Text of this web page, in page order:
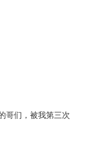
哥们，被我第三次